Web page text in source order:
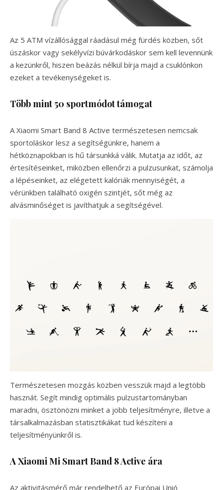
Az 5 ATM vízállósággal ráadásul még fürdés közben, sőt
úszáskor vagy sekélyvízi búvárkodáskor sem kell levennünk
a kezünkről, hiszen beázás nélkül bírja majd a csuklónkon
ezeket a tevékenységeket is.
Több mint 50 sportmódot támogat
A Xiaomi Smart Band 8 Active természetesen nemcsak
sportoláskor lesz a segítségünkre, hanem a
hétköznapokban is hű társunkká válik. Mutatja az időt, az
értesítéseinket, miközben ellenőrzi a pulzusunkat, számolja
a lépéseinket, az elégetett kalóriák mennyiségét, a
vérünkben található oxigén szintjét, sőt még az
alvásminőséget is javíthatjuk a segítségével.
Természetesen mozgás közben vesszük majd a legtöbb
hasznát. Segít mindig optimális pulzustartományban
maradni, ösztönözni minket a jobb teljesítményre, illetve a
társalkalmazásban statisztikákat tud készíteni a
teljesítményünkről is.
A Xiaomi Mi Smart Band 8 Active ára
Az aktivitásmérő már rendelhető az Európai Unió